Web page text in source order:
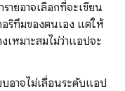
ยอาจเลือกที่จะเขียน
ริทึมของตนเอง แต่ให้
เหมาะสมไม่ว่าแอปจะ
อาจไม่เลื่อนระดับแอป